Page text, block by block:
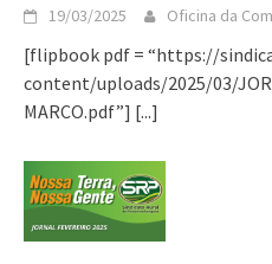
19/03/2025 Oficina da
[flipbook pdf = “https://
content/uploads/2025/03/
MARCO.pdf”] [...]